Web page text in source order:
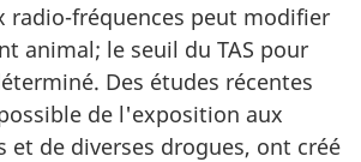
radio-fréquences peut modifier
animal; le seuil du TAS pour
Des études récentes
de l'exposition aux
et de diverses drogues, ont créé